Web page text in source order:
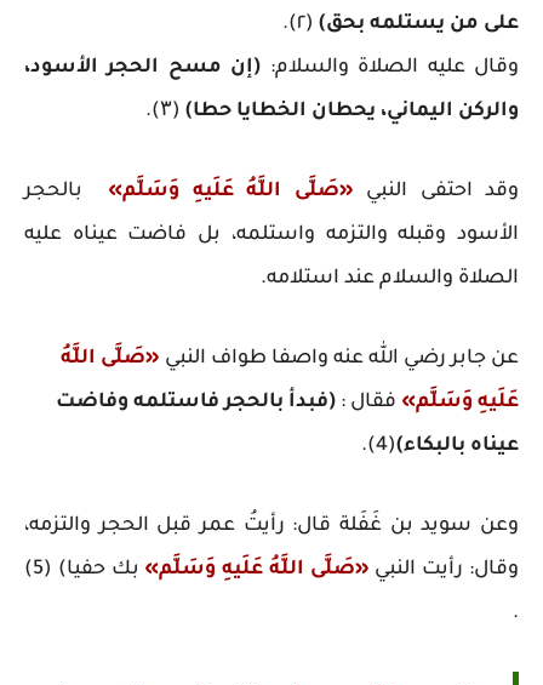
على من يستلمه بحق) (٢).
وقال عليه الصلاة والسلام: (إن مسح الحجر الأسود،
والركن اليماني، يحطان الخطايا حطا) (۳).
وقد احتفى النبي «صَلَّى اللَّهُ عَلَيهِ وَسَلَّم» بالحجر
الأسود وقبله والتزمه واستلمه، بل فاضت عيناه عليه
الصلاة والسلام عند استلامه.
عن جابر رضي الله عنه واصفا طواف النبي «صَلَّى اللَّهُ
عَلَيهِ وَسَلَّم» فقال : (فبدأ بالحجر فاستلمه وفاضت
عيناه بالبكاء)(4).
وعن سويد بن غَفَلة قال: رأيتُ عمر قبل الحجر والتزمه،
وقال: رأيت النبي «صَلَّى اللَّهُ عَلَيهِ وَسَلَّم»
بك حفيا) (5)
.